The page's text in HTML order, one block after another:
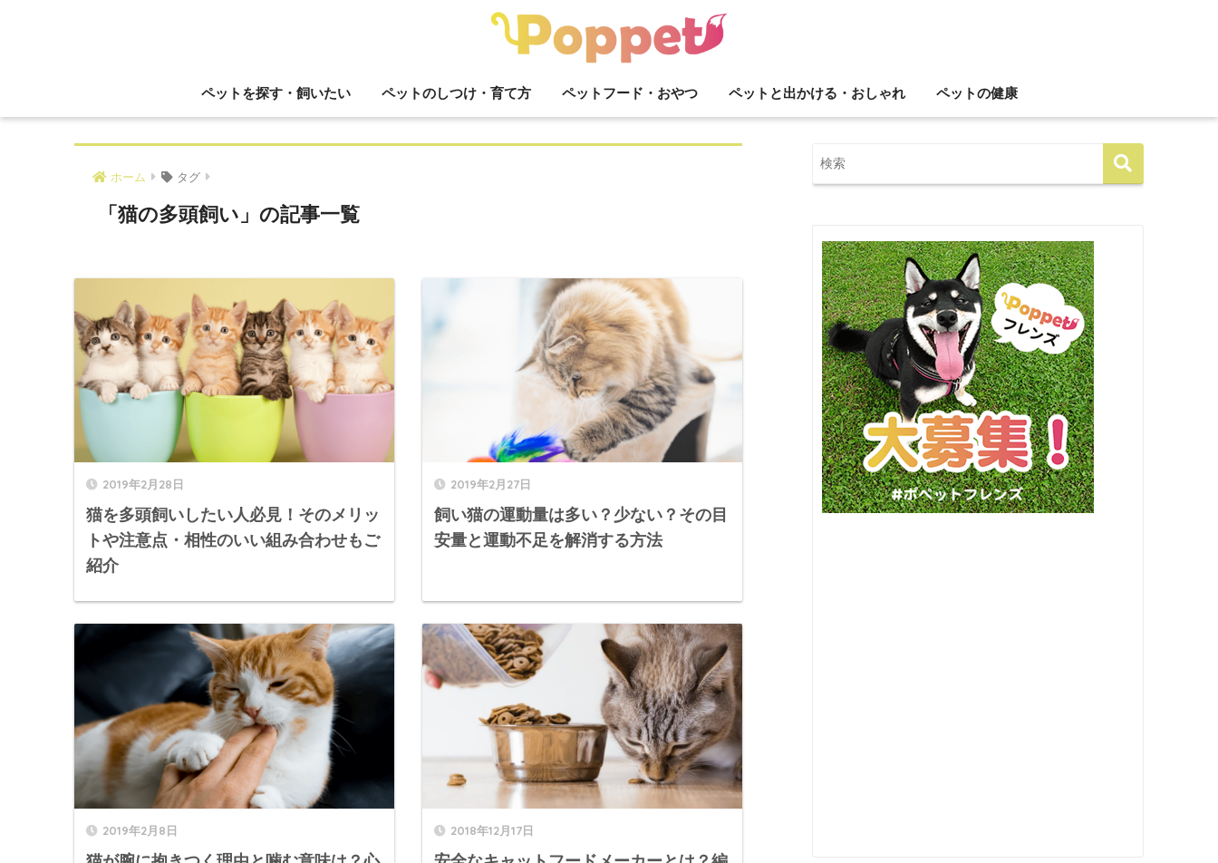
ペットを探す・飼いたい ペットのしつけ・育て方 ペットフード・おやつ ペットと出かける・おしゃれ ペットの健康
ホーム タグ
「猫の多頭飼い」の記事一覧
2019年2月28日
猫を多頭飼いしたい人必見！そのメリッ
トや注意点・相性のいい組み合わせもご
紹介
2019年2月27日
飼い猫の運動量は多い？少ない？その目
安量と運動不足を解消する方法
2019年2月8日 2018年12月17日